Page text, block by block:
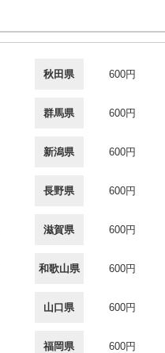
秋田県 600円
群馬県 600円
新潟県 600円
長野県 600円
滋賀県 600円
和歌山県 600円
山口県 600円
福岡県 600円